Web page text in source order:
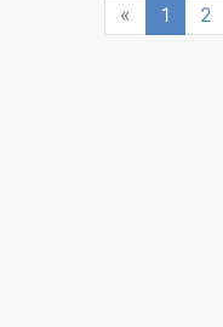
« Previous
1 2